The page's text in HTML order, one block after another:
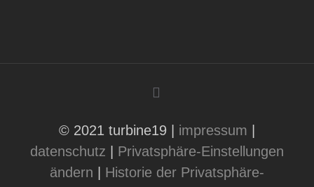
© 2021 turbine19 | impressum
datenschutz
Privatsphäre-Einstellungen
ändern
Historie der Privatsphäre-